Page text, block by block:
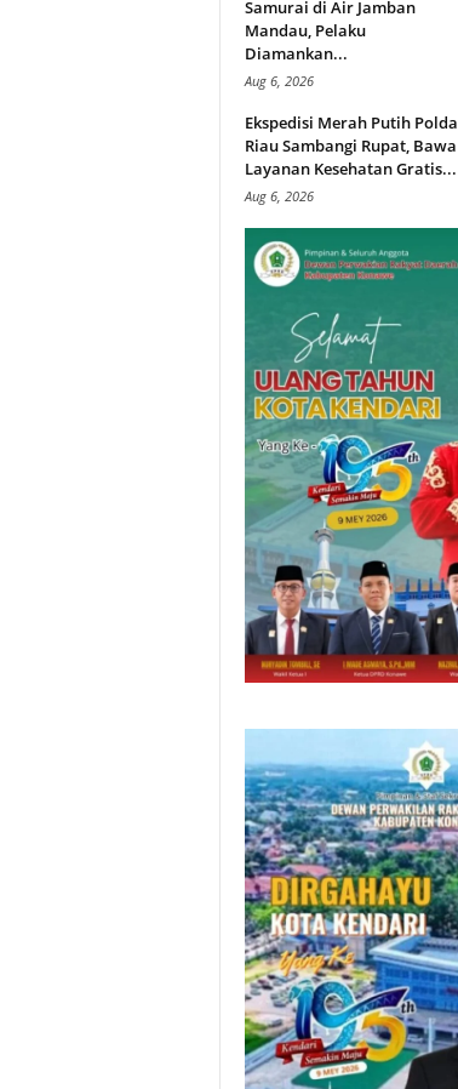
Samurai di Air Jamban
Mandau, Pelaku
Diamankan...
Aug 6, 2026
Ekspedisi Merah Putih Polda
Riau Sambangi Rupat, Bawa
Layanan Kesehatan Gratis...
Aug 6, 2026